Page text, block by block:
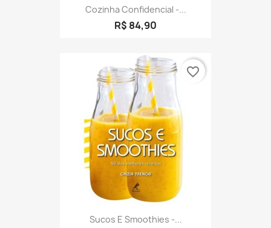
Cozinha Confidencial -...
R$ 84,90
Sucos E Smoothies -...
favorite_border